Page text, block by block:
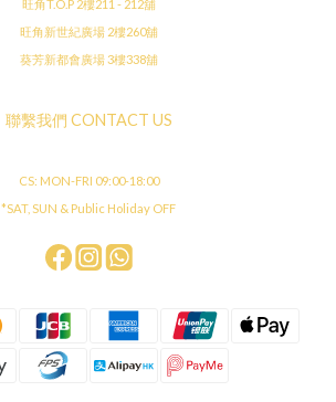
旺角T.O.P 2樓211 - 212舖
旺角新世紀廣場 2樓260舖
葵芳新都會廣場 3樓338舖
聯繫我們 CONTACT US
CS: MON-FRI 09:00-18:00
*SAT, SUN & Public Holiday OFF